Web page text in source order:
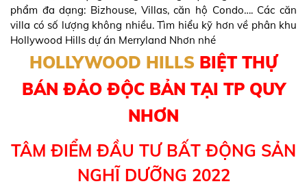
phẩm đa dạng: Bizhouse, Villas, căn hộ Condo…. Các căn
villa có số lượng không nhiều. Tìm hiểu kỹ hơn về phân khu
Hollywood Hills dự án Merryland Nhơn nhé
HOLLYWOOD HILLS BIỆT THỰ
BÁN ĐẢO ĐỘC BẢN TẠI TP QUY
NHƠN
TÂM ĐIỂM ĐẦU TƯ BẤT ĐỘNG SẢN
NGHĨ DƯỠNG 2022